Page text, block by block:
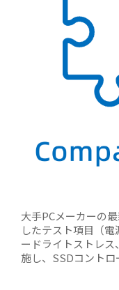
大手PCメーカーの
したテスト項目（
ードライトストレ
施し、SSDコントロ